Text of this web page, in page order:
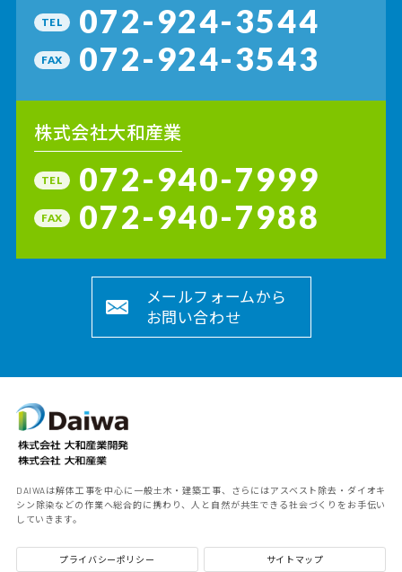
TEL 072-924-3544
FAX 072-924-3543
株式会社大和産業
TEL 072-940-7999
FAX 072-940-7988
メールフォームから
お問い合わせ
DAIWAは解体工事を中心に一般土木・建築工事、さらにはアスベスト除去・ダイオキ
シン除染などの作業へ総合的に携わり、人と自然が共生できる社会づくりをお手伝い
していきます。
プライバシーポリシー サイトマップ